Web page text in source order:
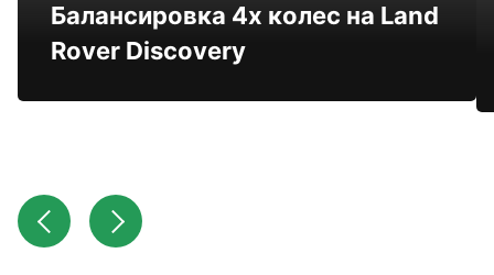
Балансировка 4х колес на Land
Rover Discovery